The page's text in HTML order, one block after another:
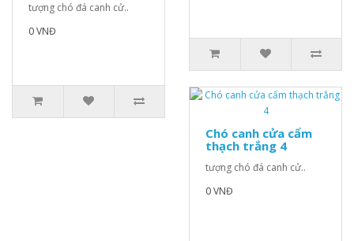
tượng chó đá canh cử..
0 VNĐ
Chó canh cửa cẩm
thạch trắng 4
tượng chó đá canh cử..
0 VNĐ